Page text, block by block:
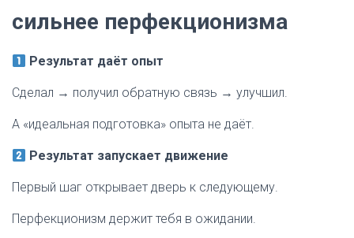
сильнее перфекционизма
Результат даёт опыт
Сделал → получил обратную связь → улучшил.
А «идеальная подготовка» опыта не даёт.
Результат запускает движение
Первый шаг открывает дверь к следующему.
Перфекционизм держит тебя в ожидании.